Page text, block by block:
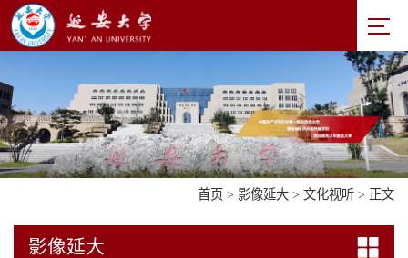
首页 > 影像延大 > 文化视听 > 正文
影像延大